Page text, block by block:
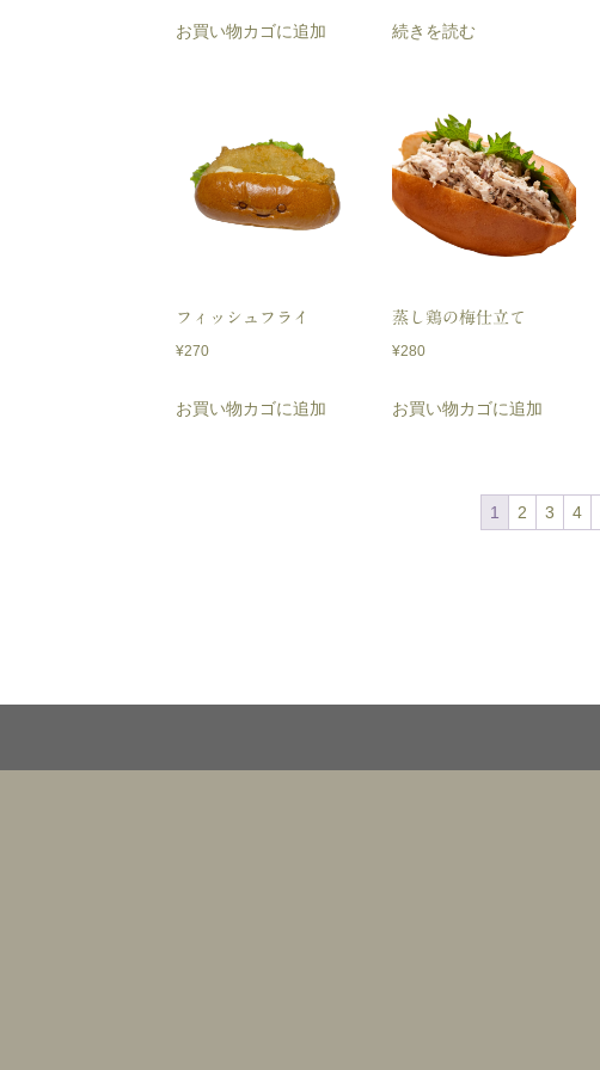
お買い物カゴに追加 続きを読む
フィッシュフライ
¥270
お買い物カゴに追加
蒸し鶏の梅仕立て
¥280
お買い物カゴに追加
1 2 3 4